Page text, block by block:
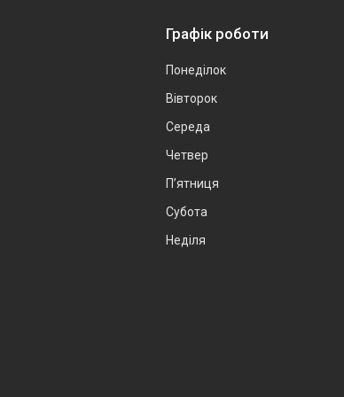
Графік роботи
Понеділок
Вівторок
Середа
Четвер
Пʼятниця
Субота
Неділя